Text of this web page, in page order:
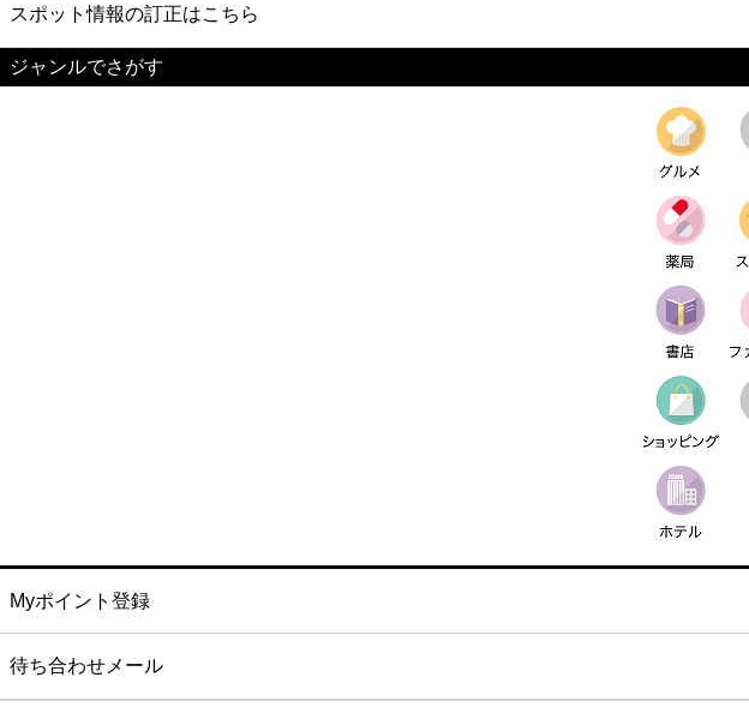
スポット情報の訂正はこちら
ジャンルでさがす
Myポイント登録
待ち合わせメール